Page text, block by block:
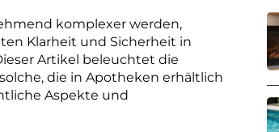
komplexer werden,
Klarheit und Sicherheit in
Artikel beleuchtet die
die in Apotheken erhältlich
Aspekte und